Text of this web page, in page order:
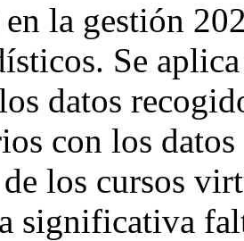
en la gestión
Se
datos
con los
los cursos
significativa